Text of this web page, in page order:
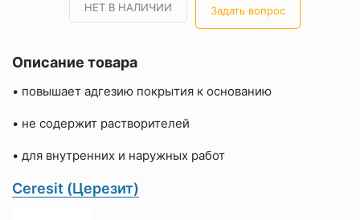
НЕТ В НАЛИЧИИ Задать вопрос
Описание товара
• повышает адгезию покрытия к основанию
• не содержит растворителей
• для внутренних и наружных работ
Ceresit (Церезит)